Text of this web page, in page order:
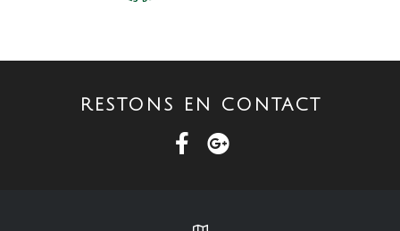
RESTONS EN CONTACT